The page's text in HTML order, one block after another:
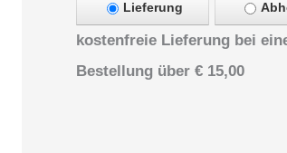
Lieferung
kostenfreie Lieferung bei
Bestellung über € 15,00